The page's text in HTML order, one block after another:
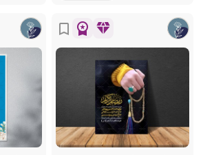
diamond
workspace_premium
bookmark_border